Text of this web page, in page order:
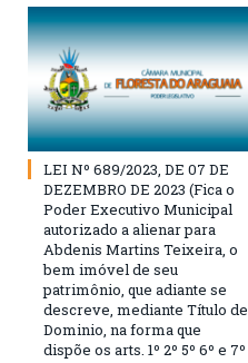
LEI Nº 689/2023, DE 07 DE
DEZEMBRO DE 2023 (Fica o
Poder Executivo Municipal
autorizado a alienar para
Abdenis Martins Teixeira, o
bem imóvel de seu
patrimônio, que adiante se
descreve, mediante Título de
Dominio, na forma que
dispõe os arts. 1º 2º 5º 6º e 7º